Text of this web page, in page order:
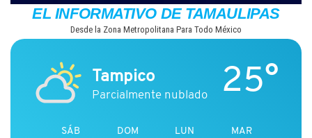
EL INFORMATIVO DE TAMAULIPAS
Desde la Zona Metropolitana Para Todo México
Tampico
Parcialmente nublado 25°
SÁB DOM LUN MAR